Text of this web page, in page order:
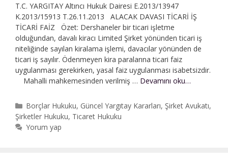
T.C. YARGITAY Altıncı Hukuk Dairesi E.2013/13947
K.2013/15913 T.26.11.2013 ALACAK DAVASI TİCARİ İŞ
TİCARİ FAİZ Özet: Dershaneler bir ticari işletme
olduğundan, davalı kiracı Limited Şirket yönünden ticari iş
niteliğinde sayılan kira­lama işlemi, davacılar yönünden de
ticari iş sayılır. Ödenmeyen kira paralarına ticari faiz
uygulanması gerekirken, yasal faiz uygulanması isabetsizdir.
Mahalli mahkemesinden verilmiş … Devamını oku…
Kategoriler
Borçlar Hukuku, Güncel Yargıtay Kararları, Şirket Avukatı,
Şirketler Hukuku, Ticaret Hukuku
Yorum yap